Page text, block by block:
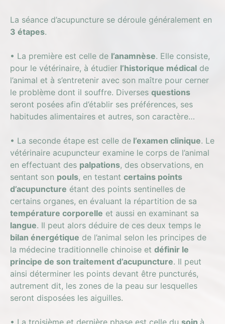
La séance d’acupuncture se déroule généralement en
3 étapes.
• La première est celle de l’anamnèse. Elle consiste,
pour le vétérinaire, à étudier l’historique médical de
l’animal et à s’entretenir avec son maître pour cerner
le problème dont il souffre. Diverses questions
seront posées afin d’établir ses préférences, ses
habitudes alimentaires et autres, son caractère…
• La seconde étape est celle de l’examen clinique. Le
vétérinaire acupuncteur examine le corps de l’animal
en effectuant des palpations, des observations, en
sentant son pouls, en testant certains points
d’acupuncture étant des points sentinelles de
certains organes, en évaluant la répartition de sa
température corporelle et aussi en examinant sa
langue. Il peut alors déduire de ces deux temps le
bilan énergétique de l’animal selon les principes de
la médecine traditionnelle chinoise et définir le
principe de son traitement d’acupuncture. Il peut
ainsi déterminer les points devant être puncturés,
autrement dit, les zones de la peau sur lesquelles
seront disposées les aiguilles.
• La troisième et dernière phase est celle du soin à